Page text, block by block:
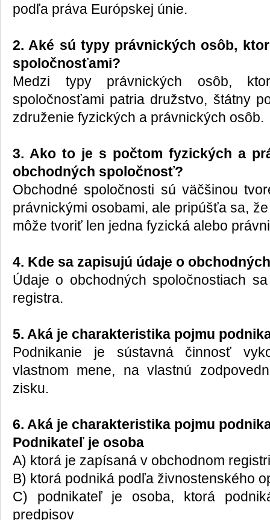
podľa práva Európskej únie.
2. Aké sú typy právnických osôb,
spoločnosťami?
Medzi typy právnických osôb,
spoločnosťami patria družstvo, štátny
združenie fyzických a právnických osôb.
3. Ako to je s počtom fyzických a
obchodných spoločnosť?
Obchodné spoločnosti sú väčšinou
právnickými osobami, ale pripúšťa sa,
môže tvoriť len jedna fyzická alebo
4. Kde sa zapisujú údaje o
Údaje o obchodných spoločnostiach
registra.
5. Aká je charakteristika pojmu
Podnikanie je sústavná činnosť
vlastnom mene, na vlastnú
zisku.
6. Aká je charakteristika pojmu
Podnikateľ je osoba
A) ktorá je zapísaná v obchodnom
B) ktorá podniká podľa živnostenského
C) podnikateľ je osoba, ktorá
predpisov